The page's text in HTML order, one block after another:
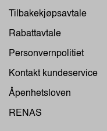
Tilbakekjøpsavtale
Rabattavtale
Personvernpolitiet
Kontakt kundeservice
Åpenhetsloven
RENAS